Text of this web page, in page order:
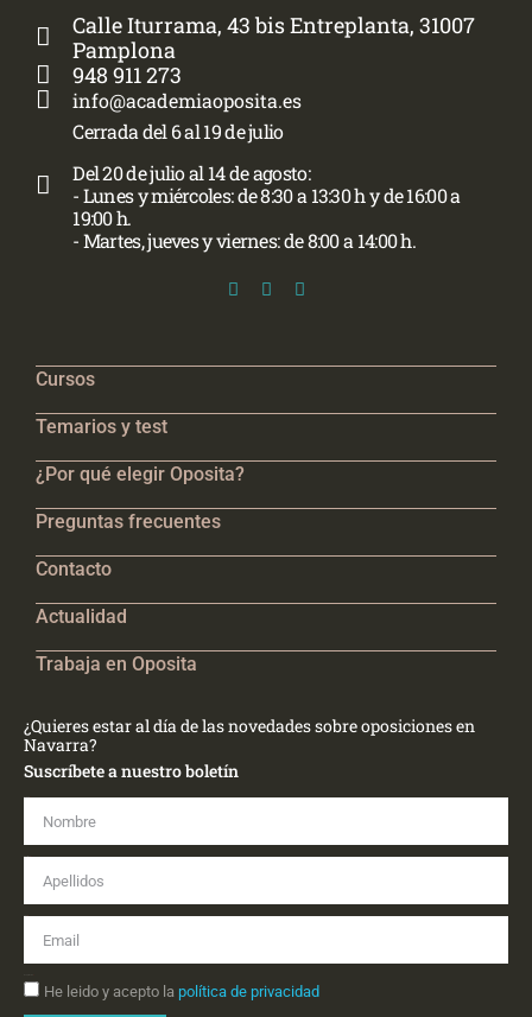
Calle Iturrama, 43 bis Entreplanta, 31007
Pamplona
948 911 273
info@academiaoposita.es
Cerrada del 6 al 19 de julio
Del 20 de julio al 14 de agosto:
- Lunes y miércoles: de 8:30 a 13:30 h y de 16:00 a
19:00 h.
- Martes, jueves y viernes: de 8:00 a 14:00 h.
Cursos
Temarios y test
¿Por qué elegir Oposita?
Preguntas frecuentes
Contacto
Actualidad
Trabaja en Oposita
¿Quieres estar al día de las novedades sobre oposiciones en
Navarra?
Suscríbete a nuestro boletín
He leido y acepto la política de privacidad